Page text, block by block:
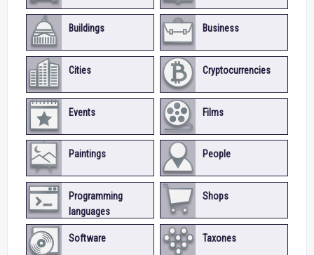
Buildings Business
Cities Cryptocurrencies
Events Films
Paintings People
Programming
languages
Shops
Software Taxones